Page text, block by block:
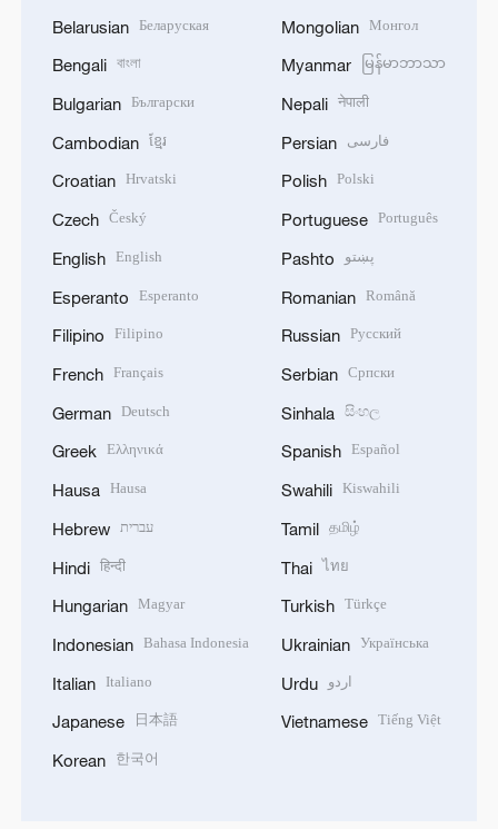
Belarusian Беларуская
Bengali বাংলা
Bulgarian Български
Cambodian ខ្មែរ
Croatian Hrvatski
Czech Český
English English
Esperanto Esperanto
Filipino Filipino
French Français
German Deutsch
Greek Ελληνικά
Hausa Hausa
Hebrew עברית
Hindi हिन्दी
Hungarian Magyar
Indonesian Bahasa Indonesia
Italian Italiano
Japanese 日本語
Korean 한국어
Mongolian Монгол
Myanmar မြန်မာဘာသာ
Nepali नेपाली
Persian فارسی
Polish Polski
Portuguese Português
Pashto پښتو
Romanian Română
Russian Русский
Serbian Српски
Sinhala සිංහල
Spanish Español
Swahili Kiswahili
Tamil தமிழ்
Thai ไทย
Turkish Türkçe
Ukrainian Українська
Urdu اردو
Vietnamese Tiếng Việt